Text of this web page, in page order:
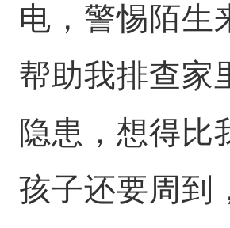
电，警惕陌生
帮助我排查家
隐患，想得比
孩子还要周到